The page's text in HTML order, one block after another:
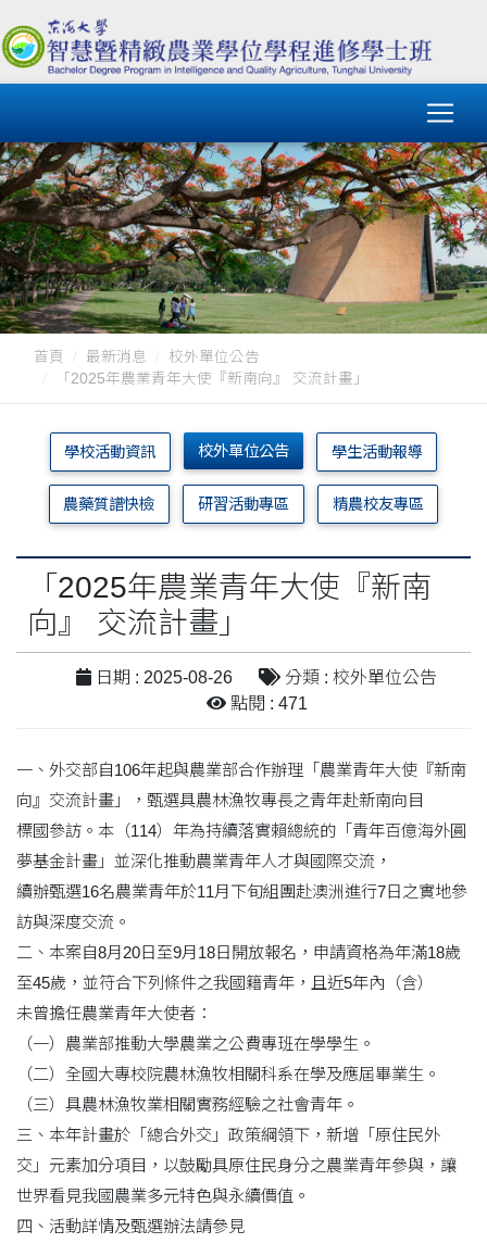
首頁 最新消息
校外單位公告
「2025年農業青年大使『新南向』 交流計畫」
學校活動資訊 校外單位公告 學生活動報導
農藥質譜快檢 研習活動專區 精農校友專區
「2025年農業青年大使『新南
向』 交流計畫」
日期 : 2025-08-26
分類 : 校外單位公告
點閱 : 471
一、外交部自106年起與農業部合作辦理「農業青年大使『新南
向』交流計畫」，甄選具農林漁牧專長之青年赴新南向目
標國參訪。本（114）年為持續落實賴總統的「青年百億海外圓
夢基金計畫」並深化推動農業青年人才與國際交流，
續辦甄選16名農業青年於11月下旬組團赴澳洲進行7日之實地參
訪與深度交流。
二、本案自8月20日至9月18日開放報名，申請資格為年滿18歲
至45歲，並符合下列條件之我國籍青年，且近5年內（含）
未曾擔任農業青年大使者：
（一）農業部推動大學農業之公費專班在學學生。
（二）全國大專校院農林漁牧相關科系在學及應屆畢業生。
（三）具農林漁牧業相關實務經驗之社會青年。
三、本年計畫於「總合外交」政策綱領下，新增「原住民外
交」元素加分項目，以鼓勵具原住民身分之農業青年參與，讓
世界看見我國農業多元特色與永續價值。
四、活動詳情及甄選辦法請參見